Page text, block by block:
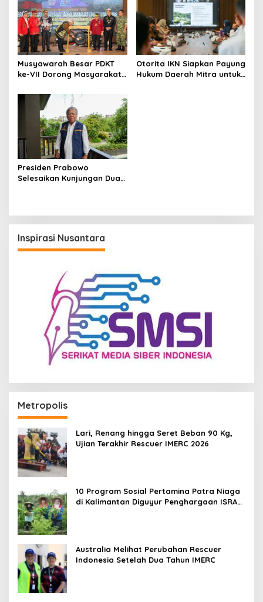
Musyawarah Besar PDKT
ke-VII Dorong Masyarakat
Pembangunan IKN
Otorita IKN Siapkan Payung
Hukum Daerah Mitra untuk
Presiden Prabowo
Selesaikan Kunjungan Dua
Inspirasi Nusantara
Metropolis
Lari, Renang hingga Seret Beban 90 Kg,
Ujian Terakhir Rescuer IMERC 2026
10 Program Sosial Pertamina Patra Niaga
di Kalimantan Diguyur Penghargaan ISRA
Australia Melihat Perubahan Rescuer
Indonesia Setelah Dua Tahun IMERC